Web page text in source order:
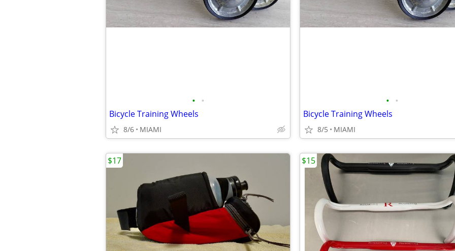
• •
Bicycle Training Wheels
8/6 MIAMI
• •
Bicycle Training Wheels
8/5 MIAMI
$17 $15